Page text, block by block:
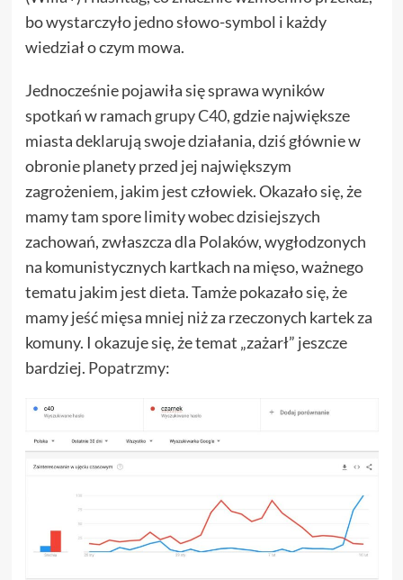
bo wystarczyło jedno słowo-symbol i każdy
wiedział o czym mowa.
Jednocześnie pojawiła się sprawa wyników
spotkań w ramach grupy C40, gdzie największe
miasta deklarują swoje działania, dziś głównie w
obronie planety przed jej największym
zagrożeniem, jakim jest człowiek. Okazało się, że
mamy tam spore limity wobec dzisiejszych
zachowań, zwłaszcza dla Polaków, wygłodzonych
na komunistycznych kartkach na mięso, ważnego
tematu jakim jest dieta. Tamże pokazało się, że
mamy jeść mięsa mniej niż za rzeczonych kartek za
komuny. I okazuje się, że temat „zażarł” jeszcze
bardziej. Popatrzmy: